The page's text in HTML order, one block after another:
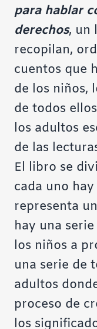
para hablar
derechos, un
recopilan,
cuentos que
de los niños,
de todos
los adultos
de las
El libro se
cada uno
representa
hay una
los niños a
una serie de
adultos
proceso de
los